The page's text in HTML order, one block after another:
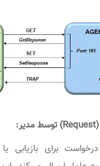
برای بازیابی یا